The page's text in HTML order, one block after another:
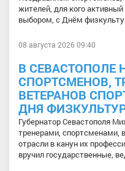
жителей, для кого
выбором, с Днём
08 августа 2026 09:40
В СЕВАСТОПОЛЕ
СПОРТСМЕНОВ,
ВЕТЕРАНОВ
ДНЯ
Губернатор Севастополя
тренерами, спортсменами,
отрасли в канун их
вручил государственные,